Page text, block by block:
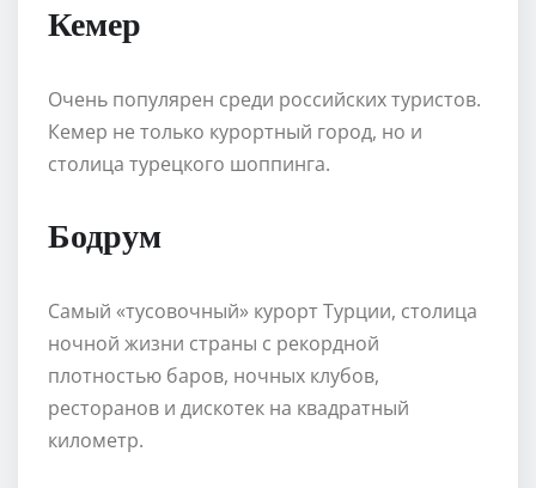
Кемер
Очень популярен среди российских туристов.
Кемер не только курортный город, но и
столица турецкого шоппинга.
Бодрум
Самый «тусовочный» курорт Турции, столица
ночной жизни страны с рекордной
плотностью баров, ночных клубов,
ресторанов и дискотек на квадратный
километр.